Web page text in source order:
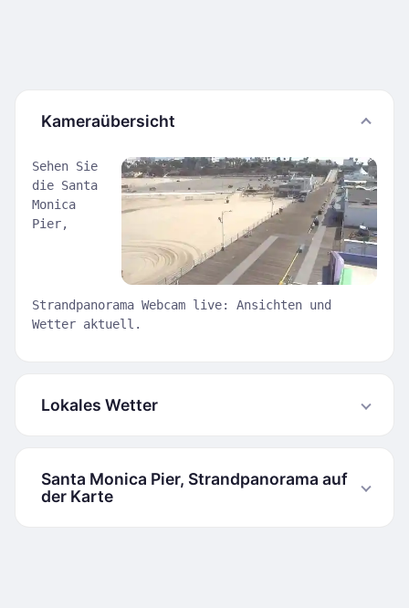
Kameraübersicht
Sehen Sie
die Santa
Monica
Pier,
Strandpanorama Webcam live: Ansichten und
Wetter aktuell.
Lokales Wetter
Santa Monica Pier, Strandpanorama auf
der Karte